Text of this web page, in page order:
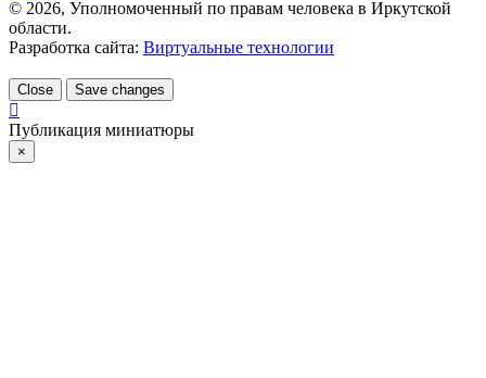
© 2026, Уполномоченный по правам человека в Иркутской
области.
Разработка сайта: Виртуальные технологии
Close Save changes
Публикация миниатюры
×